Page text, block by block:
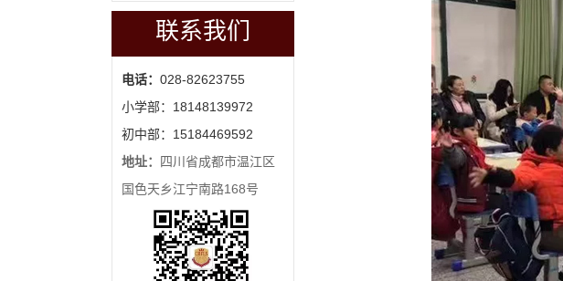
联系我们
电话： 028-82623755
小学部：18148139972
初中部：15184469592
地址：
四川省成都市温江区
国色天乡江宁南路168号